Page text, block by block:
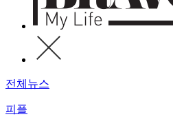
전체뉴스
피플